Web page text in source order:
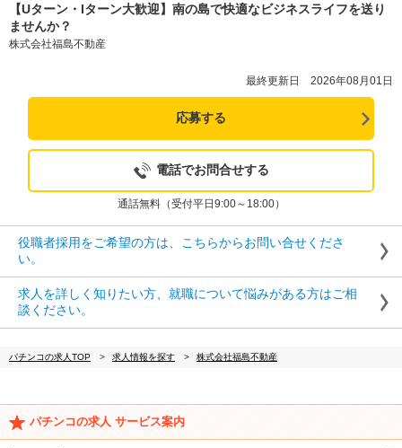
【Uターン・Iターン大歓迎】南の島で快適なビジネスライフを送り
ませんか？
株式会社福島不動産
最終更新日 2026年08月01日
応募する
電話でお問合せする
通話無料（受付平日9:00～18:00）
役職者採用をご希望の方は、こちらからお問い合せくださ
い。
求人を詳しく知りたい方、就職について悩みがある方はご相
談ください。
パチンコの求人TOP 求人情報を探す 株式会社福島不動産
パチンコの求人 サービス案内